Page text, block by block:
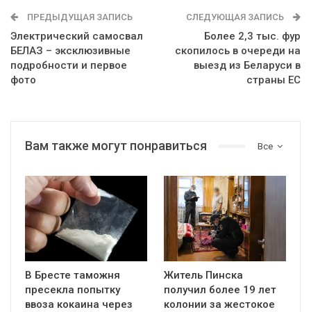
ПРЕДЫДУЩАЯ ЗАПИСЬ
Электрический самосвал
БЕЛАЗ – эксклюзивные
подробности и первое
фото
СЛЕДУЮЩАЯ ЗАПИСЬ
Более 2,3 тыс. фур
скопилось в очереди на
выезд из Беларуси в
страны ЕС
Все
Вам также могут понравиться
В Бресте таможня
пресекла попытку
ввоза кокаина через
Житель Пинска
получил более 19 лет
колонии за жестокое